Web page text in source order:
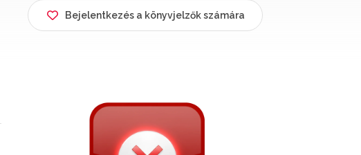
Bejelentkezés a könyvjelzők számára